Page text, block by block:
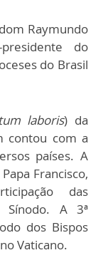
Raymundo
presidente do
do Brasil
laboris) da
contou com a
países. A
Francisco,
das
Sínodo. A 3ª
dos Bispos
Vaticano.